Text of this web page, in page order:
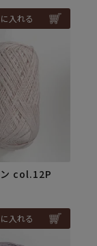
入れる
col.12P
入れる